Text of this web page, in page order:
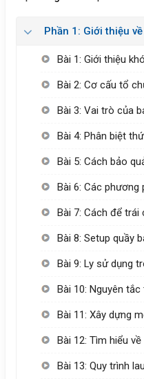
Phần 1: Giới thiệu
Bài 1: Giới thiệu
Bài 2: Cơ cấu tổ
Bài 3: Vai trò của
Bài 4: Phân biệt
Bài 5: Cách bảo
Bài 6: Các phương
Bài 7: Cách để
Bài 8: Setup quầy
Bài 9: Ly sử dụng
Bài 10: Nguyên
Bài 11: Xây dựng
Bài 12: Tìm hiểu
Bài 13: Quy trình